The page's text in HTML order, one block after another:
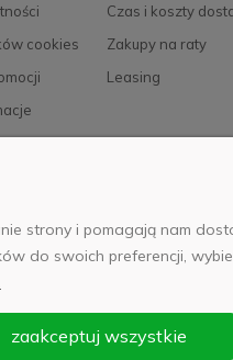
cookies
Czas i koszty
Zakupy na raty
Leasing
prawa zastrzeżone.
WARSZAWA, Al. Jerozolimskie
strony i pomagają nam
do swoich preferencji,
zaakceptuj wszystkie